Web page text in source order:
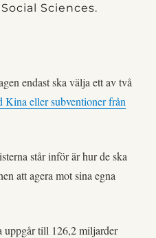
Sciences.
endast ska välja ett av två
Kina eller subventioner från
står inför är hur de ska
att agera mot sina egna
uppgår till 126,2 miljarder